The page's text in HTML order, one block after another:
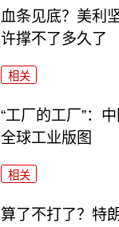
血条见底？美利
许撑不了多久了
相关
“工厂的工厂”：
全球工业版图
相关
算了不打了？特